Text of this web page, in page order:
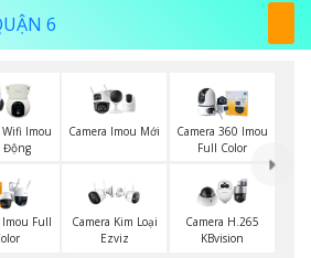
6
Wifi Imou
Động
Camera Imou Mới
Camera 360 Imou
Full Color
Imou Full
Camera Kim Loại
Ezviz
Camera H.265
KBvision